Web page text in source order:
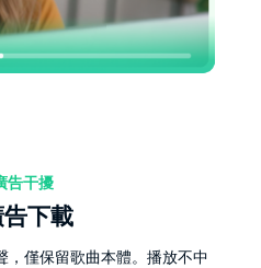
告干擾
下載
，僅保留歌曲本體。播放不中